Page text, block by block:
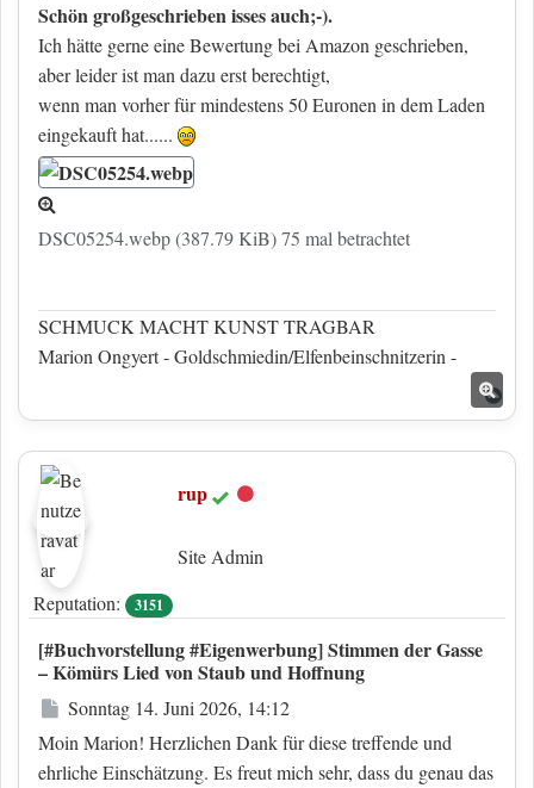
Schön großgeschrieben isses auch;-).
Ich hätte gerne eine Bewertung bei Amazon geschrieben,
aber leider ist man dazu erst berechtigt,
wenn man vorher für mindestens 50 Euronen in dem Laden
eingekauft hat......
DSC05254.webp (387.79 KiB) 75 mal betrachtet
SCHMUCK MACHT KUNST TRAGBAR
Marion Ongyert - Goldschmiedin/Elfenbeinschnitzerin -
rup Offline
Site Admin
Reputation:
3151
[#Buchvorstellung #Eigenwerbung] Stimmen der Gasse
– Kömürs Lied von Staub und Hoffnung
Beitrag
Sonntag 14. Juni 2026, 14:12
Moin Marion! Herzlichen Dank für diese treffende und
ehrliche Einschätzung. Es freut mich sehr, dass du genau das